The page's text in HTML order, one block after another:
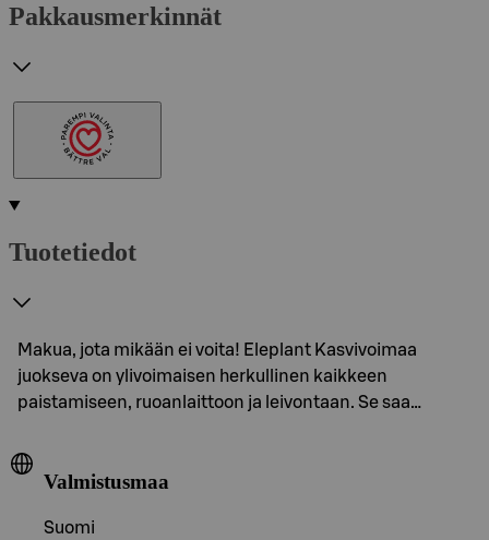
Pakkausmerkinnät
Tuotetiedot
Makua, jota mikään ei voita! Eleplant Kasvivoimaa
juokseva on ylivoimaisen herkullinen kaikkeen
paistamiseen, ruoanlaittoon ja leivontaan. Se saa…
Valmistusmaa
Suomi